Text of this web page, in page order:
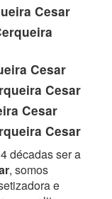
Cesar
Cesar
Cesar
Cesar
Cesar
décadas ser a
, somos
e